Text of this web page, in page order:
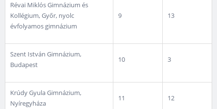
Révai Miklós Gimnázium és
Kollégium, Győr, nyolc
évfolyamos gimnázium
9 13
Szent István Gimnázium,
Budapest
10 3
Krúdy Gyula Gimnázium,
Nyíregyháza
11 12